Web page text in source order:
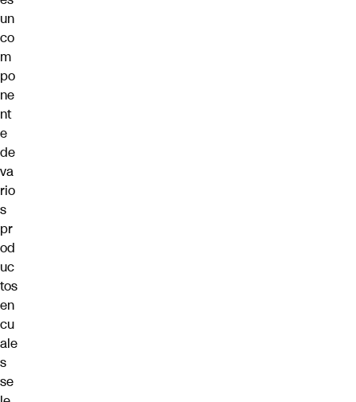
un
co
m
po
ne
nt
e
de
va
rio
s
pr
od
uc
tos
en
cu
ale
s
se